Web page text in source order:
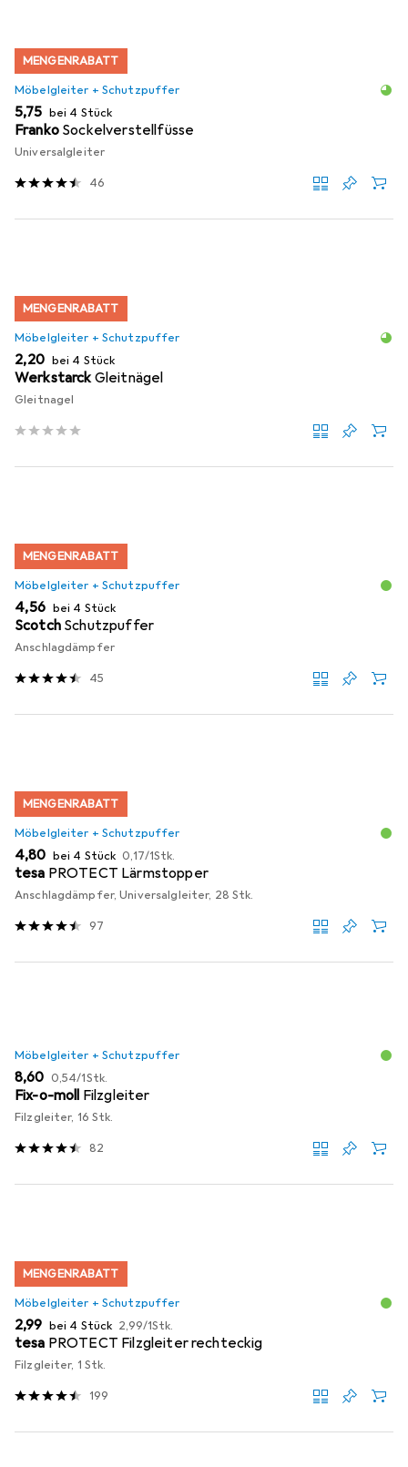
MENGENRABATT
Möbelgleiter + Schutzpuffer
EUR
5,75 bei 4 Stück
Franko Sockelverstellfüsse
Universalgleiter
46
MENGENRABATT
Möbelgleiter + Schutzpuffer
EUR
2,20 bei 4 Stück
WerkstarckGleitnägel
Gleitnagel
MENGENRABATT
Möbelgleiter + Schutzpuffer
EUR
4,56 bei 4 Stück
Scotch Schutzpuffer
Anschlagdämpfer
45
MENGENRABATT
Möbelgleiter + Schutzpuffer
EUR
4,80 bei 4 Stück EUR
0,17/1Stk.
tesa PROTECT Lärmstopper
Anschlagdämpfer, Universalgleiter, 28 Stk.
97
Möbelgleiter + Schutzpuffer
EUR
8,60 EUR
0,54/1Stk.
Fix-o-moll Filzgleiter
Filzgleiter, 16 Stk.
82
MENGENRABATT
Möbelgleiter + Schutzpuffer
EUR
2,99 bei 4 Stück EUR
2,99/1Stk.
tesa PROTECT Filzgleiter rechteckig
Filzgleiter, 1 Stk.
199